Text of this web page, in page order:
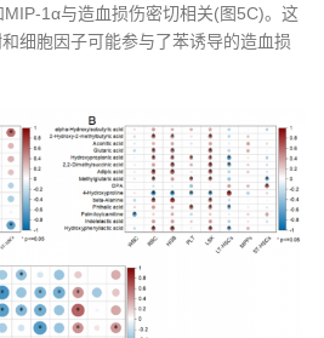
1α与造血损伤密切相关(图5C)。这
细胞因子可能参与了苯诱导的造血损